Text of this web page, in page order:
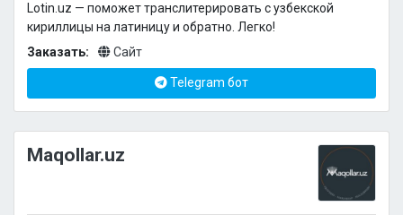
Lotin.uz — поможет транслитерировать с узбекской
кириллицы на латиницу и обратно. Легко!
Заказать:
Сайт
Telegram бот
Maqollar.uz